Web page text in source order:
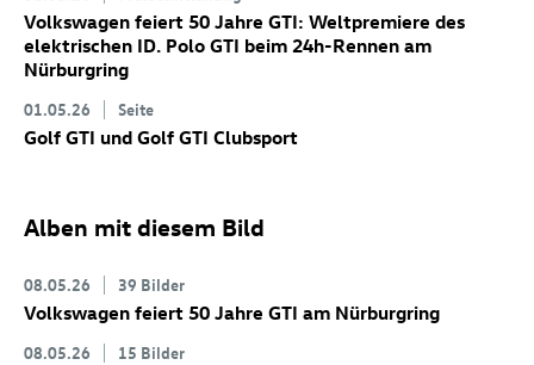
Volkswagen feiert 50 Jahre GTI: Weltpremiere des
elektrischen ID. Polo GTI beim 24h-Rennen am
Nürburgring
01.05.26 Seite
Golf GTI und Golf GTI Clubsport
Alben mit diesem Bild
08.05.26 39 Bilder
Volkswagen feiert 50 Jahre GTI am Nürburgring
08.05.26 15 Bilder